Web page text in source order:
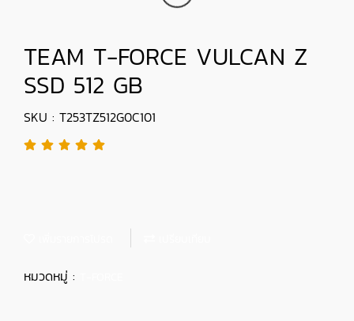
TEAM T-FORCE VULCAN Z
SSD 512 GB
SKU : T253TZ512G0C101
หมวดหมู่ :